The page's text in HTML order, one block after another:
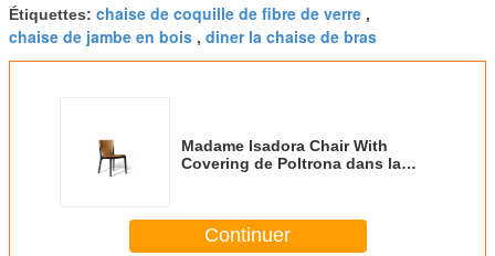
Étiquettes: chaise de coquille de fibre de verre ,
chaise de jambe en bois , diner la chaise de bras
Madame Isadora Chair With
Covering de Poltrona dans la
Continuer